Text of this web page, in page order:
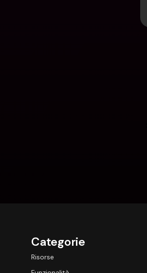
Categorie
Risorse